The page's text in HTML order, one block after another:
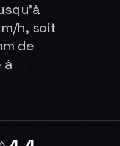
h, soit
de
à